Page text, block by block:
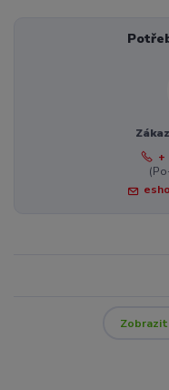
+
Zobrazit